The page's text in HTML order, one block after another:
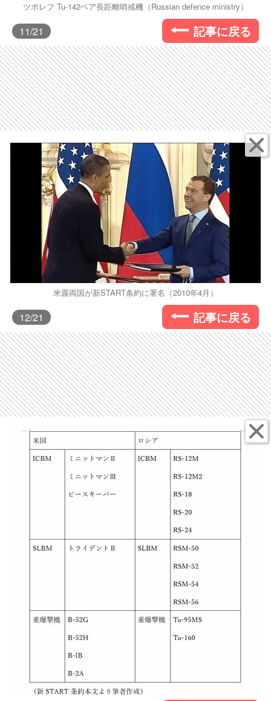
ツポレフ Tu-142ベア長距離哨戒機（Russian defence ministry）
11/21 記事に戻る
米露両国が新START条約に署名（2010年4月）
12/21 記事に戻る